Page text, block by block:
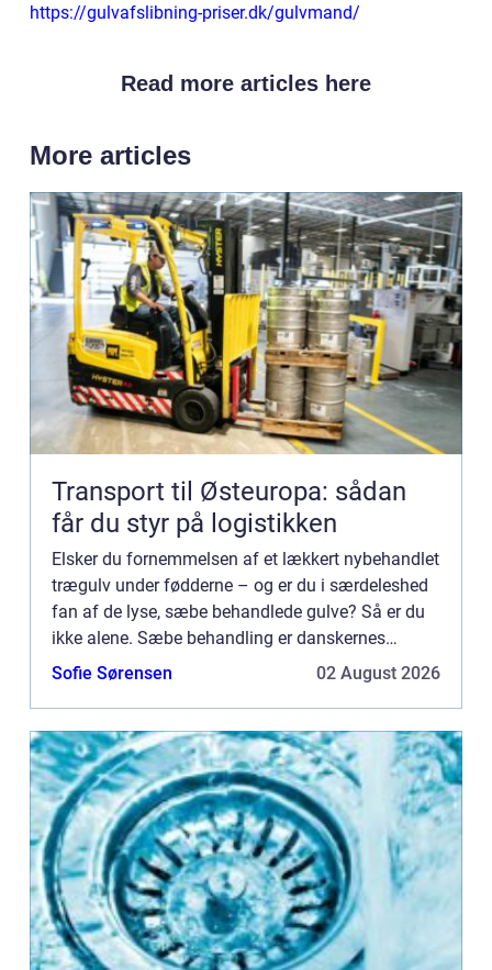
https://gulvafslibning-priser.dk/gulvmand/
Read more articles here
More articles
Transport til Østeuropa: sådan
får du styr på logistikken
Elsker du fornemmelsen af et lækkert nybehandlet
trægulv under fødderne – og er du i særdeleshed
fan af de lyse, sæbe behandlede gulve? Så er du
ikke alene. Sæbe behandling er danskernes
foretrukne for...
Sofie Sørensen 02 August 2026